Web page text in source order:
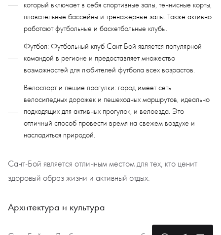
который включает в себя спортивные залы, теннисные корты,
плавательные бассейны и тренажёрные залы. Также активно
работают футбольные и баскетбольные клубы.
Футбол: Футбольный клуб Сант Бой является популярной
командой в регионе и предоставляет множество
возможностей для любителей футбола всех возрастов.
Велоспорт и пешие прогулки: город имеет сеть
велосипедных дорожек и пешеходных маршрутов, идеально
подходящих для активных прогулок, и велоезда. Это
отличный способ провести время на свежем воздухе и
насладиться природой.
Сант-Бой является отличным местом для тех, кто ценит
здоровый образ жизни и активный отдых.
Архитектура и культура